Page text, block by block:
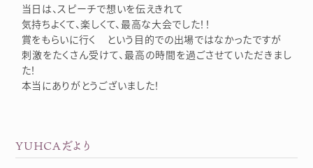
当日は、スピーチで想いを伝えきれて
気持ちよくて、楽しくて、最高な大会でした！！
賞をもらいに行く という目的での出場ではなかったですが
刺激をたくさん受けて、最高の時間を過ごさせていただきまし
た！
本当にありがとうございました！
YUHCAだより